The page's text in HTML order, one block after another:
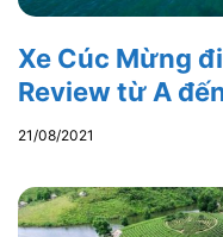
Xe Cúc Mừng
Review từ A
21/08/2021